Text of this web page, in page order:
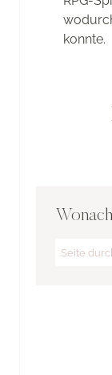
konnte.
Search